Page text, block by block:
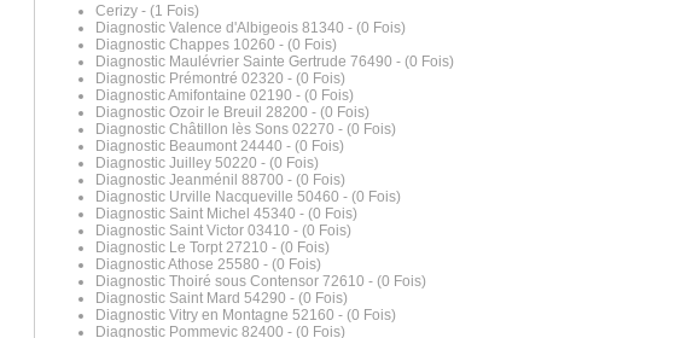
Cerizy - (1 Fois)
Diagnostic Valence d'Albigeois 81340 - (0 Fois)
Diagnostic Chappes 10260 - (0 Fois)
Diagnostic Maulévrier Sainte Gertrude 76490 - (0 Fois)
Diagnostic Prémontré 02320 - (0 Fois)
Diagnostic Amifontaine 02190 - (0 Fois)
Diagnostic Ozoir le Breuil 28200 - (0 Fois)
Diagnostic Châtillon lès Sons 02270 - (0 Fois)
Diagnostic Beaumont 24440 - (0 Fois)
Diagnostic Juilley 50220 - (0 Fois)
Diagnostic Jeanménil 88700 - (0 Fois)
Diagnostic Urville Nacqueville 50460 - (0 Fois)
Diagnostic Saint Michel 45340 - (0 Fois)
Diagnostic Saint Victor 03410 - (0 Fois)
Diagnostic Le Torpt 27210 - (0 Fois)
Diagnostic Athose 25580 - (0 Fois)
Diagnostic Thoiré sous Contensor 72610 - (0 Fois)
Diagnostic Saint Mard 54290 - (0 Fois)
Diagnostic Vitry en Montagne 52160 - (0 Fois)
Diagnostic Pommevic 82400 - (0 Fois)